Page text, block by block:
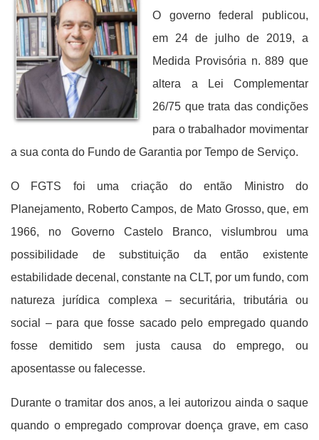
O governo federal publicou,
em 24 de julho de 2019, a
Medida Provisória n. 889 que
altera a Lei Complementar
26/75 que trata das condições
para o trabalhador movimentar
a sua conta do Fundo de Garantia por Tempo de Serviço.
O FGTS foi uma criação do então Ministro do
Planejamento, Roberto Campos, de Mato Grosso, que, em
1966, no Governo Castelo Branco, vislumbrou uma
possibilidade de substituição da então existente
estabilidade decenal, constante na CLT, por um fundo, com
natureza jurídica complexa – securitária, tributária ou
social – para que fosse sacado pelo empregado quando
fosse demitido sem justa causa do emprego, ou
aposentasse ou falecesse.
Durante o tramitar dos anos, a lei autorizou ainda o saque
quando o empregado comprovar doença grave, em caso